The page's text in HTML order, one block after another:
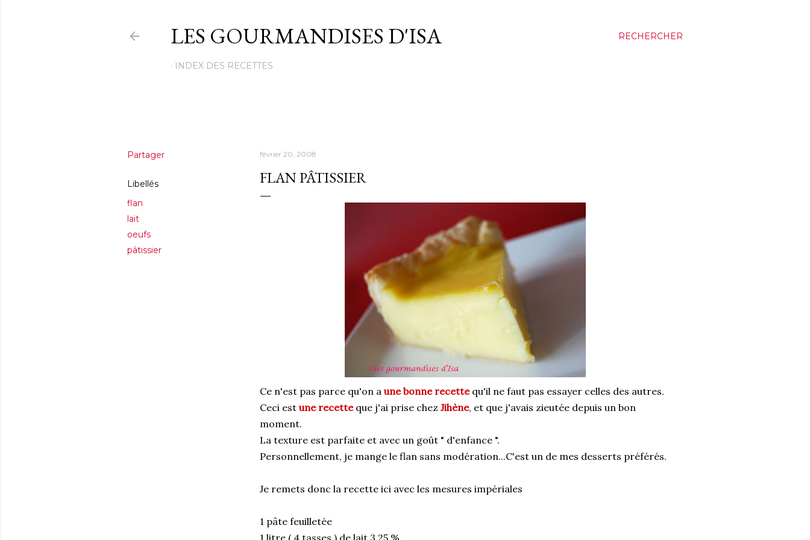
RECHERCHER
LES GOURMANDISES D'ISA
INDEX DES RECETTES
Partager
Libellés
flan
lait
oeufs
pâtissier
février 20, 2008
FLAN PÂTISSIER
Ce n'est pas parce qu'on a une bonne recettequ'il ne faut pas essayer celles des autres.
Ceci est une recetteque j'ai prise chez Jihène, et que j'avais zieutée depuis un bon
moment.
La texture est parfaite et avec un goût " d'enfance ".
Personnellement, je mange le flan sans modération...C'est un de mes desserts préférés.
Je remets donc la recette ici avec les mesures impériales
1 pâte feuilletée
1 litre ( 4 tasses ) de lait 3,25 %